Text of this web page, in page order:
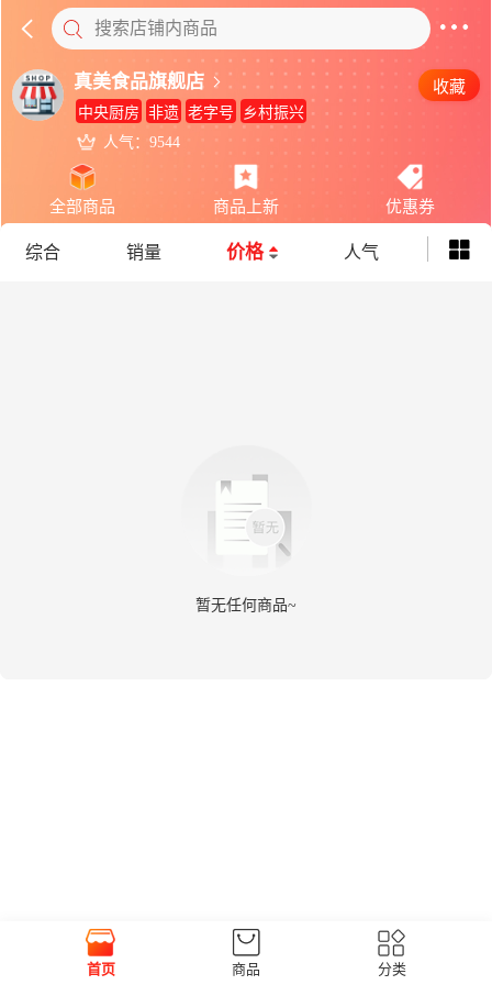
搜索店铺内商品
真美食品旗舰店
中央厨房 非遗 老字号 乡村振兴
人气：9544
收藏
全部商品 商品上新 优惠券
综合 销量 价格 人气
暂无任何商品~
首页 商品 分类